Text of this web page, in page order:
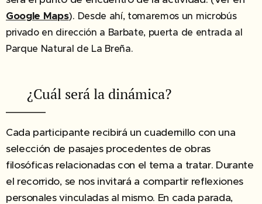
Google Maps). Desde ahí, tomaremos un microbús
privado en dirección a Barbate, puerta de entrada al
Parque Natural de La Breña.
✔︎ ¿Cuál será la dinámica?
Cada participante recibirá un cuadernillo con una
selección de pasajes procedentes de obras
filosóficas relacionadas con el tema a tratar. Durante
el recorrido, se nos invitará a compartir reflexiones
personales vinculadas al mismo. En cada parada,